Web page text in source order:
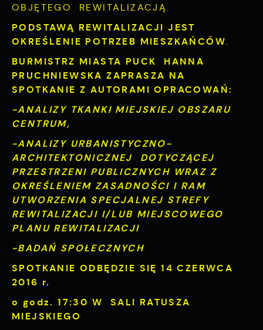
OBJĘTEGO REWITALIZACJĄ.
PODSTAWĄ REWITALIZACJI JEST
OKREŚLENIE POTRZEB MIESZKAŃCÓW.
BURMISTRZ MIASTA PUCK HANNA
PRUCHNIEWSKA ZAPRASZA NA
SPOTKANIE Z AUTORAMI OPRACOWAŃ:
-ANALIZY TKANKI MIEJSKIEJ OBSZARU
CENTRUM,
-ANALIZY URBANISTYCZNO-
ARCHITEKTONICZNEJ DOTYCZĄCEJ
PRZESTRZENI PUBLICZNYCH WRAZ Z
OKREŚLENIEM ZASADNOŚCI I RAM
UTWORZENIA SPECJALNEJ STREFY
REWITALIZACJI I/LUB MIEJSCOWEGO
PLANU REWITALIZACJI
-BADAŃ SPOŁECZNYCH
SPOTKANIE ODBĘDZIE SIĘ 14 CZERWCA
2016 r.
o godz. 17:30 W SALI RATUSZA
MIEJSKIEGO